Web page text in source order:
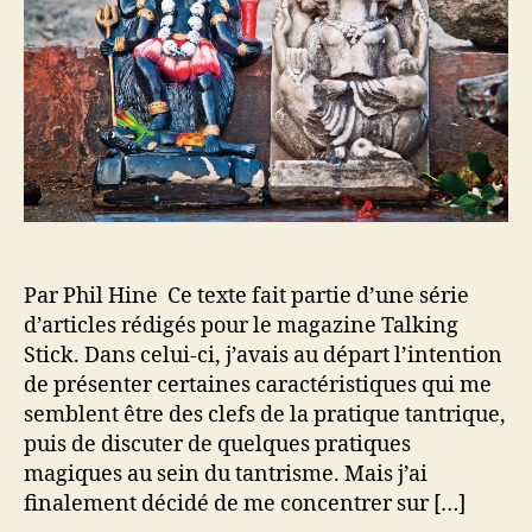
’
a
r
t
i
c
l
e
r
t
i
c
l
e
l
e
s
s
e
s
&
D
é
t
i
o
n
s
Par Phil Hine Ce texte fait partie d’une série
d’articles rédigés pour le magazine Talking
Stick. Dans celui-ci, j’avais au départ l’intention
de présenter certaines caractéristiques qui me
semblent être des clefs de la pratique tantrique,
puis de discuter de quelques pratiques
magiques au sein du tantrisme. Mais j’ai
finalement décidé de me concentrer sur […]